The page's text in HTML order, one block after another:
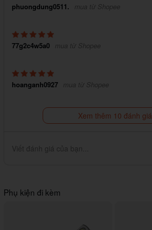
phuongdung0511. mua từ Shopee
77g2c4w5a0 mua từ Shopee
hoanganh0927 mua từ Shopee
Xem thêm 10 đánh giá
Viết đánh giá của bạn...
Phụ kiện đi kèm